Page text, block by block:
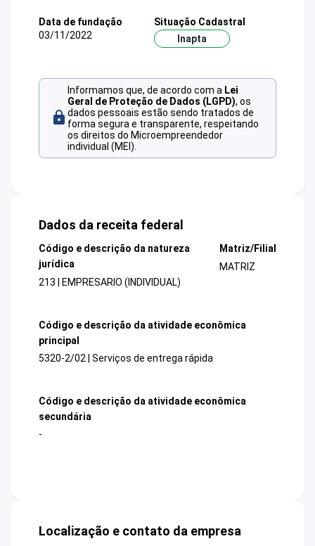
Data de fundação
03/11/2022
Situação Cadastral
Inapta
Informamos que, de acordo com a Lei
Geral de Proteção de Dados (LGPD), os
dados pessoais estão sendo tratados de
forma segura e transparente, respeitando
os direitos do Microempreendedor
individual (MEI).
Dados da receita federal
Código e descrição da natureza
jurídica
213 | EMPRESARIO (INDIVIDUAL)
Matriz/Filial
MATRIZ
Código e descrição da atividade econômica
principal
5320-2/02 | Serviços de entrega rápida
Código e descrição da atividade econômica
secundária
-
Localização e contato da empresa